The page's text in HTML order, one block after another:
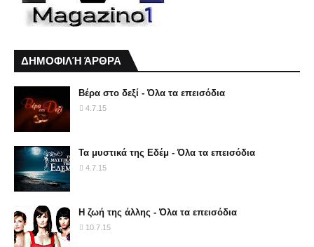
ΔΗΜΟΦΙΛΉ ΆΡΘΡΑ
Βέρα στο δεξί - Όλα τα επεισόδια
4.7.15
Τα μυστικά της Εδέμ - Όλα τα επεισόδια
4.7.15
Η ζωή της άλλης - Όλα τα επεισόδια
10.7.15